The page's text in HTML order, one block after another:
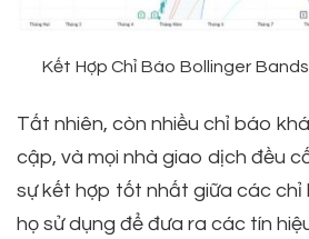
Kết Hợp Chỉ Báo Bollinger
Tất nhiên, còn nhiều chỉ báo
cập, và mọi nhà giao dịch đều
sự kết hợp tốt nhất giữa các
họ sử dụng để đưa ra các tín